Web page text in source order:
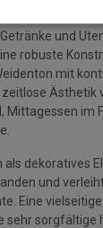
und
robuste
mit
Ästhetik
Mittagessen im
dekoratives
und
Eine
sehr sorgfältige